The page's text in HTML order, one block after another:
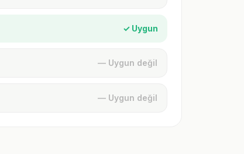
✓ Uygun
— Uygun değil
— Uygun değil